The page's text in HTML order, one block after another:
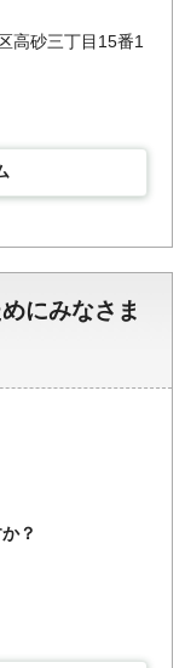
高砂三丁目15番1
にみなさま
？